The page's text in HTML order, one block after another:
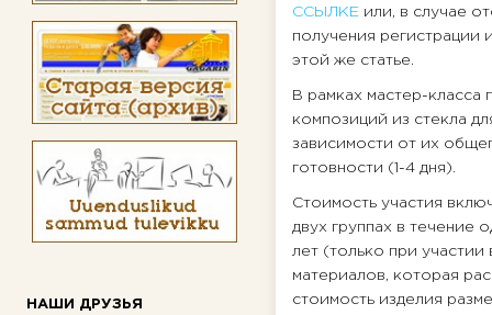
НАШИ ДРУЗЬЯ
ССЫЛКЕ или, в случае
получения регистрации
этой же статье.
В рамках мастер-класса
композиций из стекла
зависимости от их
готовности (1-4 дня).
Стоимость участия
двух группах в течение
лет (только при
материалов, которая
стоимость изделия